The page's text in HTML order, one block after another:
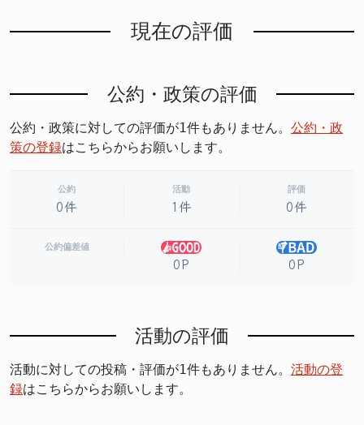
現在の評価
公約・政策の評価
公約・政策に対しての評価が1件もありません。 公約・政
策の登録はこちらからお願いします。
公約
0件
活動
1件
評価
0件
公約偏差値
0P 0P
活動の評価
活動に対しての投稿・評価が1件もありません。 活動の登
録はこちらからお願いします。